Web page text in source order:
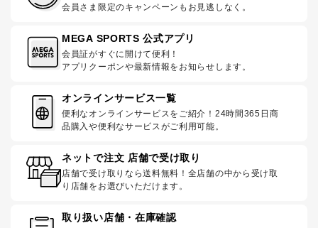
会員さま限定のキャンペーンもお見逃しなく。
MEGA SPORTS 公式アプリ
会員証がすぐに開けて便利！
アプリクーポンや最新情報をお知らせします。
オンラインサービス一覧
便利なオンラインサービスをご紹介！24時間365日商
品購入や便利なサービスがご利用可能。
ネットで注文 店舗で受け取り
店舗で受け取りなら送料無料！全店舗の中から受け取
り店舗をお選びいただけます。
取り扱い店舗・在庫確認